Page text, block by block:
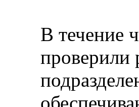
В течение
проверили